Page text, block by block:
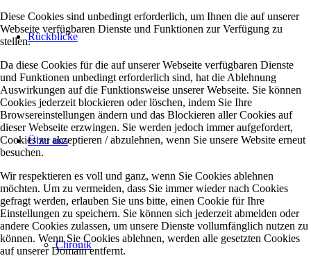
Rückblicke
Über uns
Chronik
Diese Cookies sind unbedingt erforderlich, um Ihnen die auf unserer
Webseite verfügbaren Dienste und Funktionen zur Verfügung zu
stellen.
Da diese Cookies für die auf unserer Webseite verfügbaren Dienste
und Funktionen unbedingt erforderlich sind, hat die Ablehnung
Auswirkungen auf die Funktionsweise unserer Webseite. Sie können
Cookies jederzeit blockieren oder löschen, indem Sie Ihre
Browsereinstellungen ändern und das Blockieren aller Cookies auf
dieser Webseite erzwingen. Sie werden jedoch immer aufgefordert,
Cookies zu akzeptieren / abzulehnen, wenn Sie unsere Website erneut
besuchen.
Wir respektieren es voll und ganz, wenn Sie Cookies ablehnen
möchten. Um zu vermeiden, dass Sie immer wieder nach Cookies
gefragt werden, erlauben Sie uns bitte, einen Cookie für Ihre
Einstellungen zu speichern. Sie können sich jederzeit abmelden oder
andere Cookies zulassen, um unsere Dienste vollumfänglich nutzen zu
können. Wenn Sie Cookies ablehnen, werden alle gesetzten Cookies
auf unserer Domain entfernt.